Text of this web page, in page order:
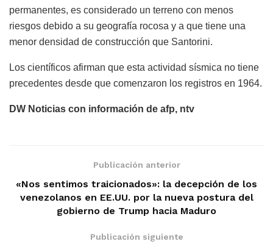
permanentes, es considerado un terreno con menos
riesgos debido a su geografía rocosa y a que tiene una
menor densidad de construcción que Santorini.
Los científicos afirman que esta actividad sísmica no tiene
precedentes desde que comenzaron los registros en 1964.
DW Noticias con información de afp, ntv
Publicación anterior
«Nos sentimos traicionados»: la decepción de los
venezolanos en EE.UU. por la nueva postura del
gobierno de Trump hacia Maduro
Publicación siguiente